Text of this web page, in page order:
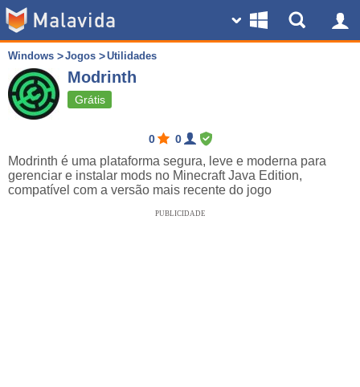
Windows Jogos Utilidades
Modrinth
Grátis
0 0
Modrinth é uma plataforma segura, leve e moderna para
gerenciar e instalar mods no Minecraft Java Edition,
compatível com a versão mais recente do jogo
PUBLICIDADE